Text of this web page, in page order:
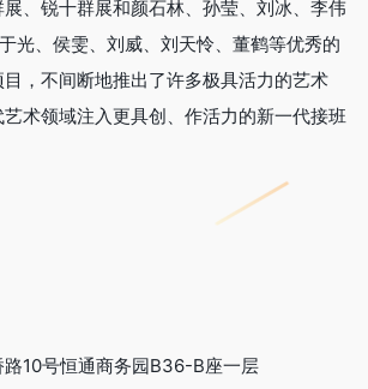
、锐十群展和颜石林、孙莹、刘冰、李伟
光、侯雯、刘威、刘天怜、董鹤等优秀的
，不间断地推出了许多极具活力的艺术
术领域注入更具创、作活力的新一代接班
10号恒通商务园B36-B座一层